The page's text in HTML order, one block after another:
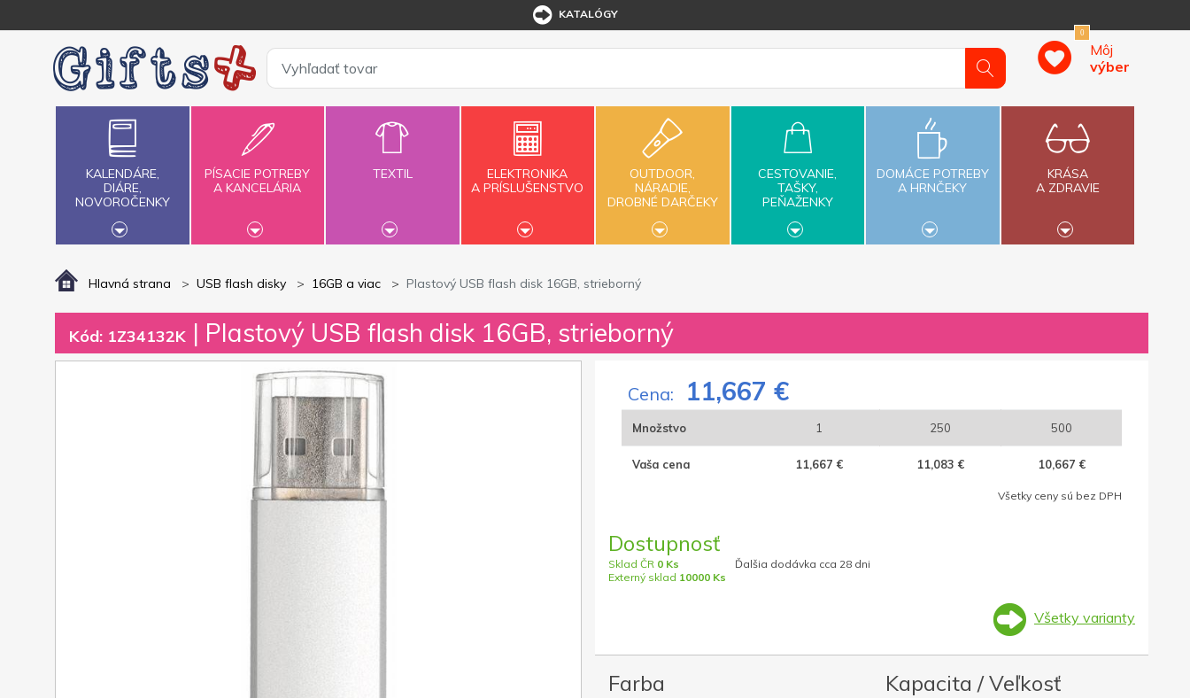
KATALÓGY
0
Môj
výber
KALENDÁRE,
DIÁRE,
NOVOROČENKY
PÍSACIE POTREBY
A KANCELÁRIA
TEXTIL
ELEKTRONIKA
A PRÍSLUŠENSTVO
OUTDOOR,
NÁRADIE,
DROBNÉ DARČEKY
CESTOVANIE,
TAŠKY,
PEŇAŽENKY
DOMÁCE POTREBY
A HRNČEKY
KRÁSA
A ZDRAVIE
Hlavná strana USB flash disky 16GB a viac Plastový USB flash disk 16GB, strieborný
Kód: 1Z34132K | Plastový USB flash disk 16GB, strieborný
Cena: 11,667 €
Množstvo 1 250 500
Vaša cena 11,667 € 11,083 € 10,667 €
Všetky ceny sú bez DPH
Dostupnosť
Sklad ČR 0 Ks
Externý sklad 10000 Ks
Ďalšia dodávka cca 28 dni
Všetky varianty
Farba Kapacita / Veľkosť